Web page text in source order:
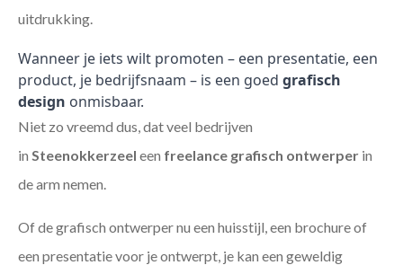
uitdrukking.
Wanneer je iets wilt promoten – een presentatie, een
product, je bedrijfsnaam – is een goed grafisch
design onmisbaar.
Niet zo vreemd dus, dat veel bedrijven
in Steenokkerzeel een freelance grafisch ontwerper in
de arm nemen.
Of de grafisch ontwerper nu een huisstijl, een brochure of
een presentatie voor je ontwerpt, je kan een geweldig